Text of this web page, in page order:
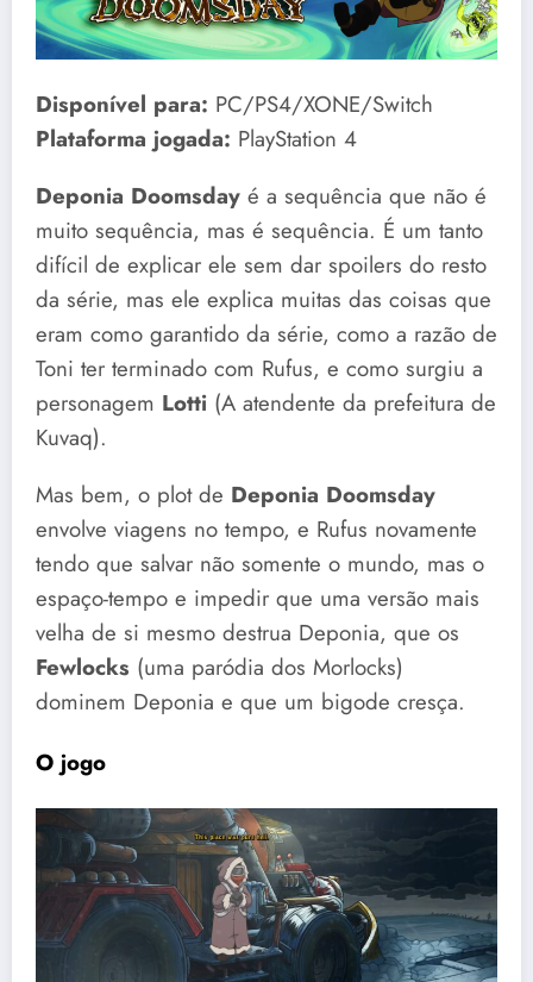
Disponível para: PC/PS4/XONE/Switch
Plataforma jogada: PlayStation 4
Deponia Doomsday é a sequência que não é
muito sequência, mas é sequência. É um tanto
difícil de explicar ele sem dar spoilers do resto
da série, mas ele explica muitas das coisas que
eram como garantido da série, como a razão de
Toni ter terminado com Rufus, e como surgiu a
personagem Lotti (A atendente da prefeitura de
Kuvaq).
Mas bem, o plot de Deponia Doomsday
envolve viagens no tempo, e Rufus novamente
tendo que salvar não somente o mundo, mas o
espaço-tempo e impedir que uma versão mais
velha de si mesmo destrua Deponia, que os
Fewlocks (uma paródia dos Morlocks)
dominem Deponia e que um bigode cresça.
O jogo